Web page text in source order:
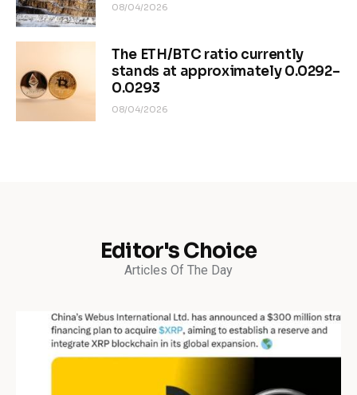
08/04/2026
The ETH/BTC ratio currently
stands at approximately 0.0292–
0.0293
08/04/2026
Editor's Choice
Articles Of The Day